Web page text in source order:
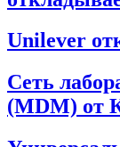
Unilever
Сеть
(MDM) от